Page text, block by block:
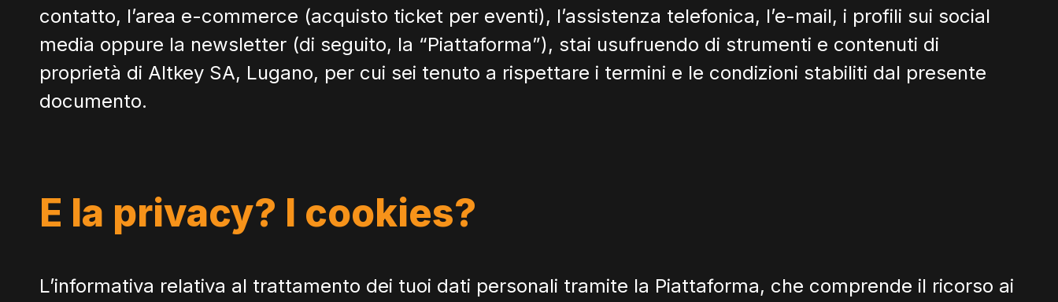
contatto, l’area e-commerce (acquisto ticket per eventi), l’assistenza telefonica, l’e-mail, i profili sui social
media oppure la newsletter (di seguito, la “Piattaforma”), stai usufruendo di strumenti e contenuti di
proprietà di Altkey SA, Lugano, per cui sei tenuto a rispettare i termini e le condizioni stabiliti dal presente
documento.
E la privacy? I cookies?
L’informativa relativa al trattamento dei tuoi dati personali tramite la Piattaforma, che comprende il ricorso ai